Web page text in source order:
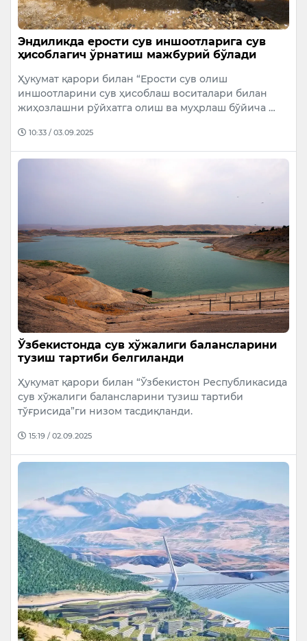
Эндиликда ерости сув иншоотларига сув
ҳисоблагич ўрнатиш мажбурий бўлади
Ҳукумат қарори билан “Ерости сув олиш
иншоотларини сув ҳисоблаш воситалари билан
жиҳозлашни рўйхатга олиш ва муҳрлаш бўйича …
10:33 / 03.09.2025
Ўзбекистонда сув хўжалиги балансларини
тузиш тартиби белгиланди
Ҳукумат қарори билан “Ўзбекистон Республикасида
сув хўжалиги балансларини тузиш тартиби
тўғрисида”ги низом тасдиқланди.
15:19 / 02.09.2025